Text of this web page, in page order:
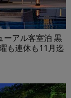
ーアル客室泊 黒
も連休も11月迄